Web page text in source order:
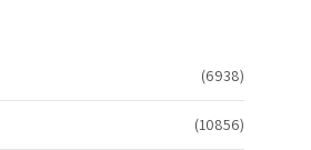
(6938)
(10856)